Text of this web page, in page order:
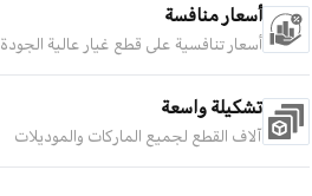
أسعار منافسة
أسعار تنافسية على قطع غيار عالية الجودة
تشكيلة واسعة
آلاف القطع لجميع الماركات والموديلات